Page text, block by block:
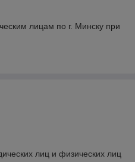
лицам по г. Минску при
лиц и физических лиц